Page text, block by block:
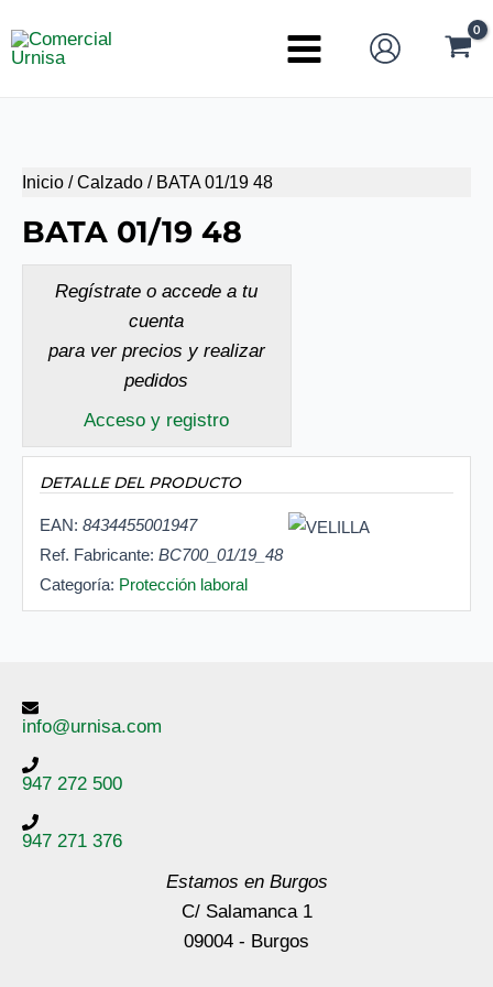
al
Main
Inicio /Calzado / BATA 01/19 48
BATA 01/19 48
Regístrate o accede a tu
cuenta
para ver precios y realizar
pedidos
Acceso y registro
DETALLE DEL PRODUCTO
EAN: 8434455001947
Ref. Fabricante: BC700_01/19_48
Categoría: Protección laboral
info@urnisa.com
947 272 500
947 271 376
Estamos en Burgos
C/ Salamanca 1
09004 - Burgos